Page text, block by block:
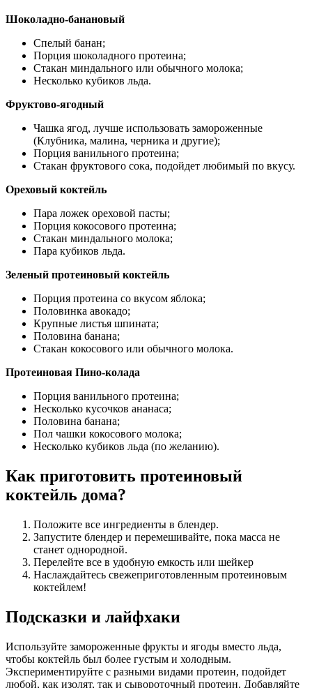
Шоколадно-банановый
Спелый банан;
Порция шоколадного протеина;
Стакан миндального или обычного молока;
Несколько кубиков льда.
Фруктово-ягодный
Чашка ягод, лучше использовать замороженные
(Клубника, малина, черника и другие);
Порция ванильного протеина;
Стакан фруктового сока, подойдет любимый по вкусу.
Ореховый коктейль
Пара ложек ореховой пасты;
Порция кокосового протеина;
Стакан миндального молока;
Пара кубиков льда.
Зеленый протеиновый коктейль
Порция протеина со вкусом яблока;
Половинка авокадо;
Крупные листья шпината;
Половина банана;
Стакан кокосового или обычного молока.
Протеиновая Пино-колада
Порция ванильного протеина;
Несколько кусочков ананаса;
Половина банана;
Пол чашки кокосового молока;
Несколько кубиков льда (по желанию).
Как приготовить протеиновый
коктейль дома?
Положите все ингредиенты в блендер.
Запустите блендер и перемешивайте, пока масса не
станет однородной.
Перелейте все в удобную емкость или шейкер
Наслаждайтесь свежеприготовленным протеиновым
коктейлем!
Подсказки и лайфхаки
Используйте замороженные фрукты и ягоды вместо льда,
чтобы коктейль был более густым и холодным.
Экспериментируйте с разными видами протеин, подойдет
любой, как изолят, так и сывороточный протеин. Добавляйте